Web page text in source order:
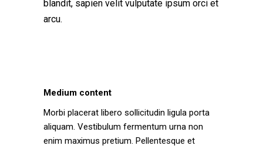
blandit, sapien velit vulputate ipsum orci et
arcu.
Medium content
Morbi placerat libero sollicitudin ligula porta
aliquam. Vestibulum fermentum urna non
enim maximus pretium. Pellentesque et